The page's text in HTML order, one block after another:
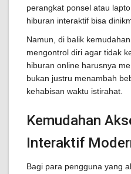
perangkat ponsel atau
hiburan interaktif bisa
Namun, di balik
mengontrol diri agar tidak
hiburan online harusnya
bukan justru menambah
kehabisan waktu istirahat.
Kemudahan
Interaktif
Bagi para pengguna yang